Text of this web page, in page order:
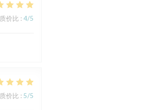
质价比 : 4/5
质价比 : 5/5